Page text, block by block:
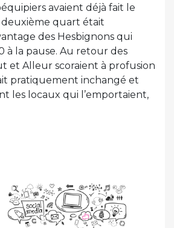
avaient déjà fait le
deuxième quart était
des Hesbignons qui
à la pause. Au retour des
et Alleur scoraient à profusion
pratiquement inchangé et
les locaux qui l’emportaient,